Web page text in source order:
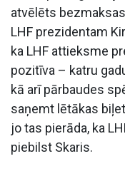
atvēlēts
LHF prezidentam
ka LHF attieksme
pozitīva – katru
kā arī pārbaudes
saņemt lētākas
jo tas pierāda, ka
piebilst Skaris.